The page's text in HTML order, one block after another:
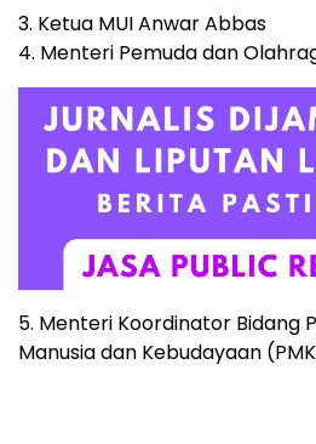
3. Ketua MUI Anwar Abbas
4. Menteri Pemuda dan
5. Menteri Koordinator Bidang
Manusia dan Kebudayaan